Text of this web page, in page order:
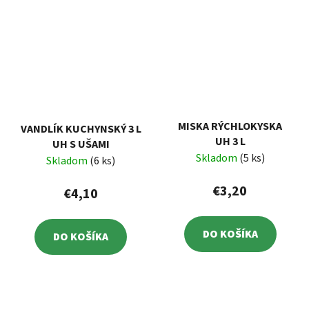
VANDLÍK KUCHYNSKÝ 3 L
UH S UŠAMI
Skladom (6 ks)
€4,10
DO KOŠÍKA
MISKA RÝCHLOKYSKA
UH 3 L
Skladom (5 ks)
€3,20
DO KOŠÍKA